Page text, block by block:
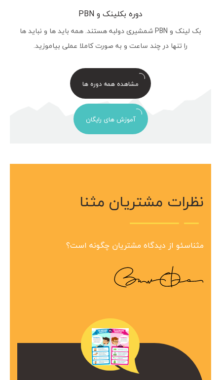
دوره بکلینک و PBN
بک لینک و PBN شمشیری دولبه هستند. همه باید ها و نباید ها
را تنها در چند ساعت و به صورت کاملا عملی بیاموزید.
مشاهده همه دوره ها
آموزش های رایگان
نظرات مشتریان مثنا
مثناسئو از دیدگاه مشتریان چگونه است؟